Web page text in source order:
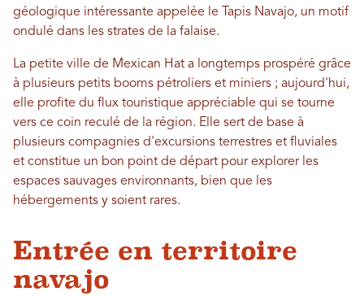
géologique intéressante appelée le Tapis Navajo, un motif
ondulé dans les strates de la falaise.
La petite ville de Mexican Hat a longtemps prospéré grâce
à plusieurs petits booms pétroliers et miniers ; aujourd'hui,
elle profite du flux touristique appréciable qui se tourne
vers ce coin reculé de la région. Elle sert de base à
plusieurs compagnies d'excursions terrestres et fluviales
et constitue un bon point de départ pour explorer les
espaces sauvages environnants, bien que les
hébergements y soient rares.
Entrée en territoire
navajo